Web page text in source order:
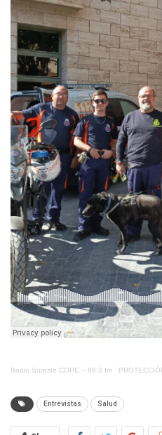
Radio Sureste COPE – 88.3 fm · PROTECCIÓN CIVIL
Entrevistas Salud